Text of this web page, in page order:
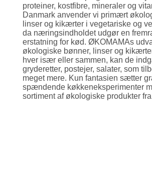
proteiner, kostfibre, mineraler og
Danmark anvender vi primært
linser og kikærter i vegetariske og
da nærings­indholdet udgør en
erstatning for kød. ØKOMAMAs
økologiske bønner, linser og
hver især eller sammen, kan de
gryde­retter, postejer, salater, som
meget mere. Kun fantasien sætter
spændende køkken­eksperimenter
sortiment af økologiske produkter